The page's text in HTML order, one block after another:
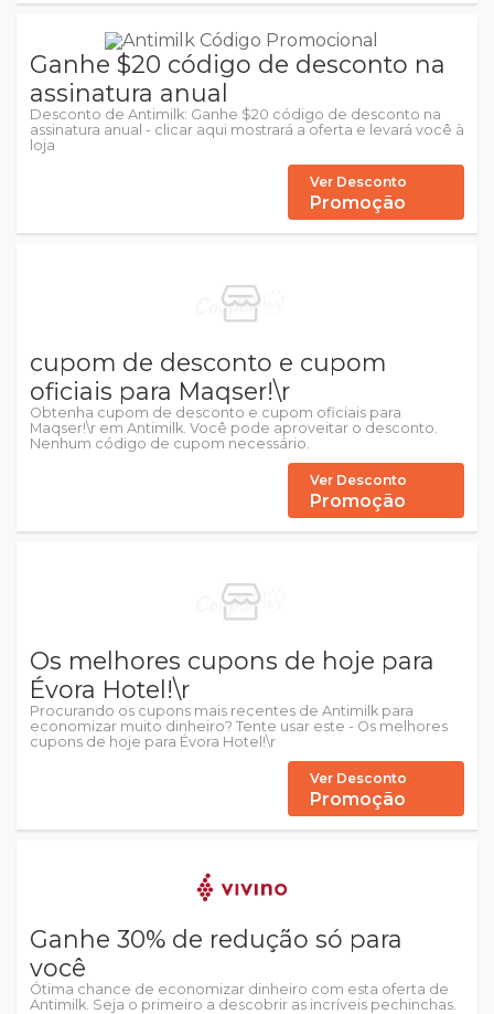
Ganhe $20 código de desconto na
assinatura anual
Desconto de Antimilk: Ganhe $20 código de desconto na
assinatura anual - clicar aqui mostrará a oferta e levará você à
loja
Ver Desconto
Promoção
cupom de desconto e cupom
oficiais para Maqser!\r
Obtenha cupom de desconto e cupom oficiais para
Maqser!\r em Antimilk. Você pode aproveitar o desconto.
Nenhum código de cupom necessário.
Ver Desconto
Promoção
Os melhores cupons de hoje para
Évora Hotel!\r
Procurando os cupons mais recentes de Antimilk para
economizar muito dinheiro? Tente usar este - Os melhores
cupons de hoje para Évora Hotel!\r
Ver Desconto
Promoção
Ganhe 30% de redução só para
você
Ótima chance de economizar dinheiro com esta oferta de
Antimilk. Seja o primeiro a descobrir as incríveis pechinchas.